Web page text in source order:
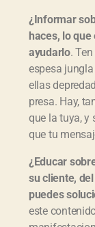
¿Informar
haces, lo
ayudarlo.
espesa
ellas
presa. Hay,
que la tuya, y
que tu
¿Educar
su cliente,
puedes
este